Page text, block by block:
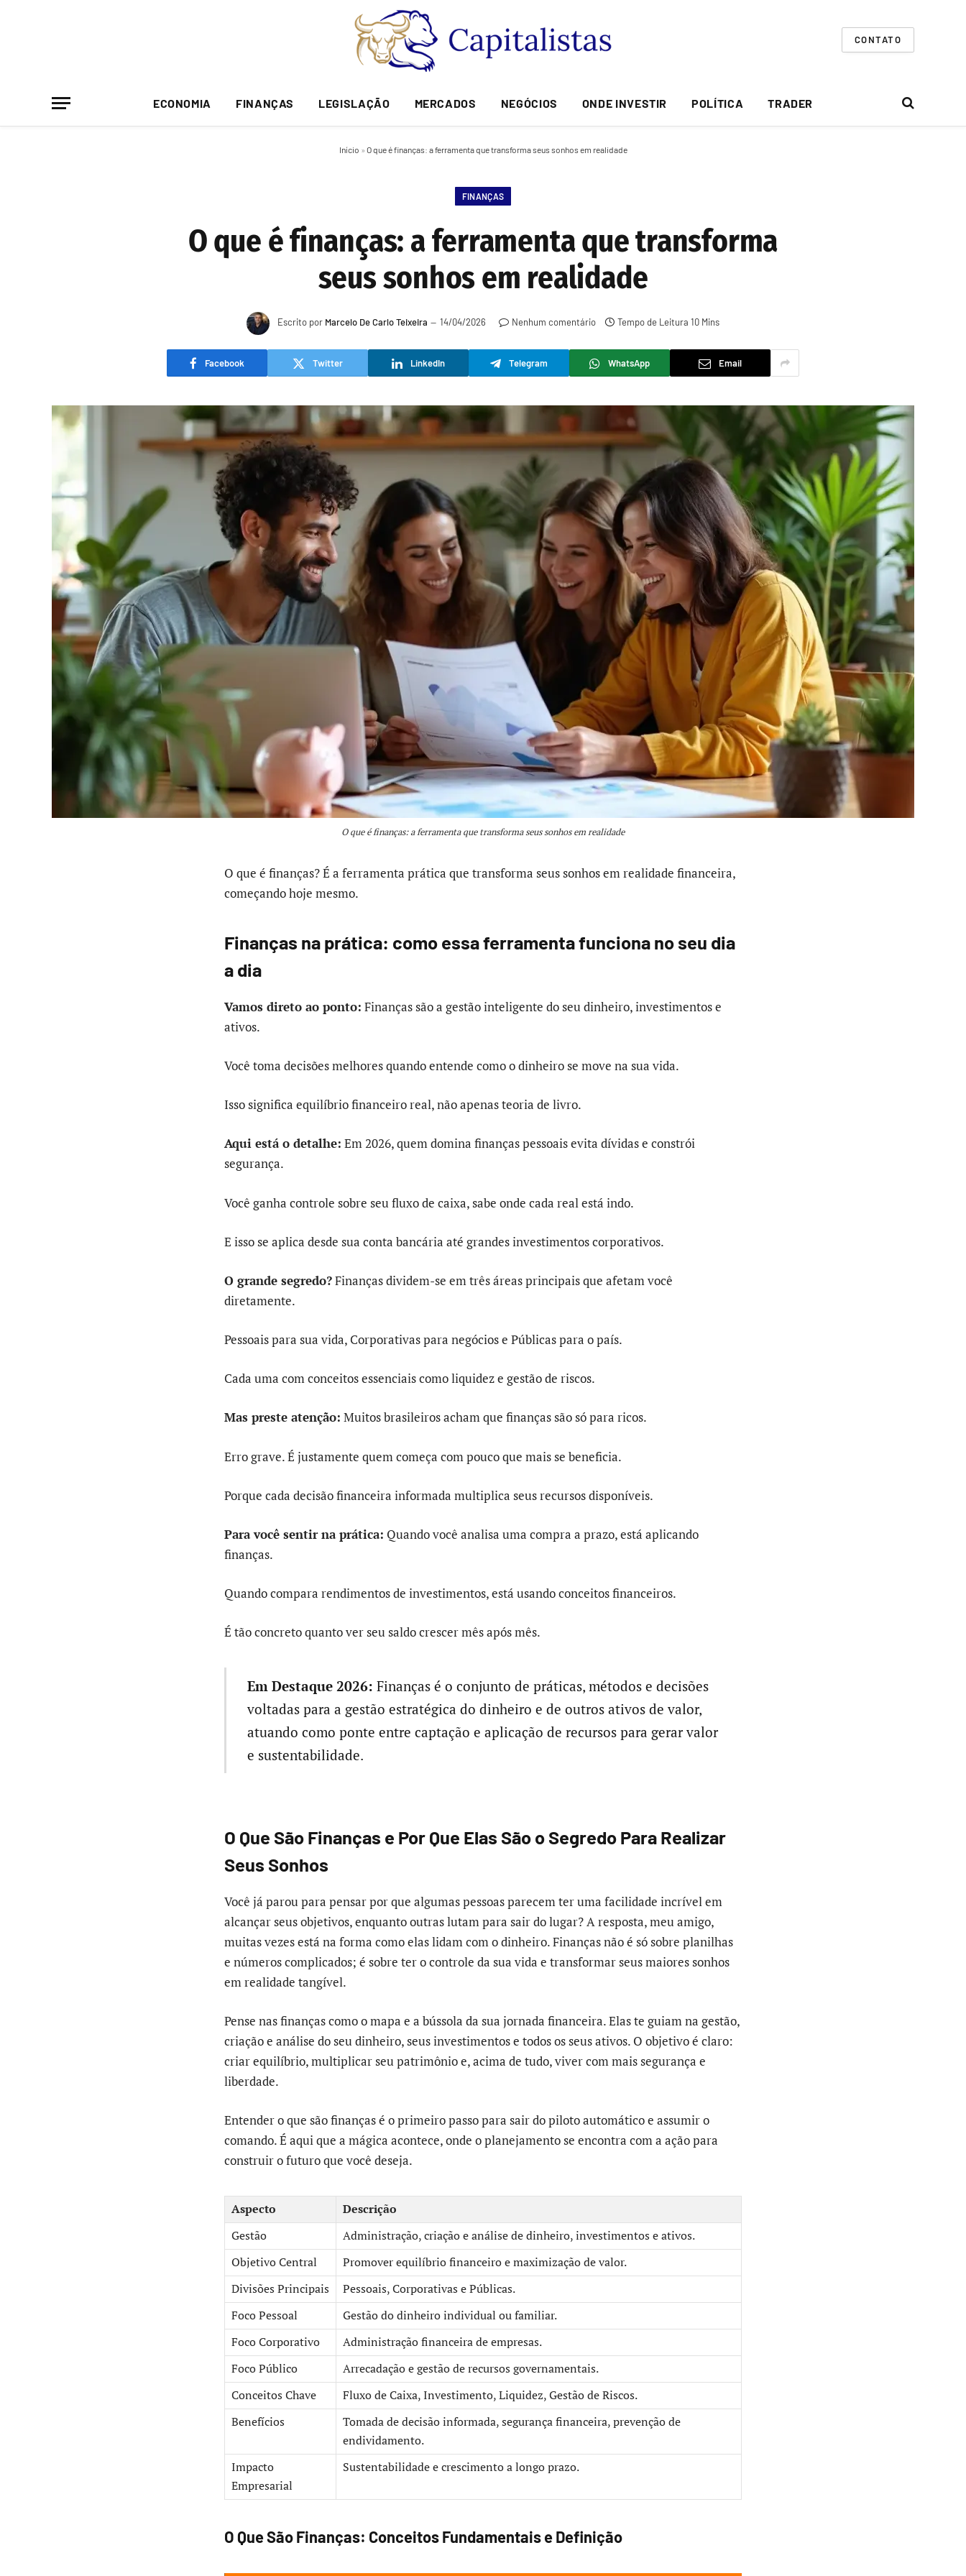
CONTATO
ECONOMIA FINANÇAS LEGISLAÇÃO MERCADOS NEGÓCIOS ONDE INVESTIR POLÍTICA TRADER
Início » O que é finanças: a ferramenta que transforma seus sonhos em realidade
FINANÇAS
O que é finanças: a ferramenta que transforma
seus sonhos em realidade
Escrito por Marcelo De Carlo Teixeira 14/04/2026 Nenhum comentário Tempo de Leitura 10 Mins
Facebook Twitter LinkedIn Telegram WhatsApp Email
O que é finanças: a ferramenta que transforma seus sonhos em realidade
O que é finanças? É a ferramenta prática que transforma seus sonhos em realidade financeira,
começando hoje mesmo.
Finanças na prática: como essa ferramenta funciona no seu dia
a dia
Vamos direto ao ponto: Finanças são a gestão inteligente do seu dinheiro, investimentos e
ativos.
Você toma decisões melhores quando entende como o dinheiro se move na sua vida.
Isso significa equilíbrio financeiro real, não apenas teoria de livro.
Aqui está o detalhe: Em 2026, quem domina finanças pessoais evita dívidas e constrói
segurança.
Você ganha controle sobre seu fluxo de caixa, sabe onde cada real está indo.
E isso se aplica desde sua conta bancária até grandes investimentos corporativos.
O grande segredo?Finanças dividem-se em três áreas principais que afetam você
diretamente.
Pessoais para sua vida, Corporativas para negócios e Públicas para o país.
Cada uma com conceitos essenciais como liquidez e gestão de riscos.
Mas preste atenção: Muitos brasileiros acham que finanças são só para ricos.
Erro grave. É justamente quem começa com pouco que mais se beneficia.
Porque cada decisão financeira informada multiplica seus recursos disponíveis.
Para você sentir na prática: Quando você analisa uma compra a prazo, está aplicando
finanças.
Quando compara rendimentos de investimentos, está usando conceitos financeiros.
É tão concreto quanto ver seu saldo crescer mês após mês.
Em Destaque 2026: Finanças é o conjunto de práticas, métodos e decisões
voltadas para a gestão estratégica do dinheiro e de outros ativos de valor,
atuando como ponte entre captação e aplicação de recursos para gerar valor
e sustentabilidade.
O Que São Finanças e Por Que Elas São o Segredo Para Realizar
Seus Sonhos
Você já parou para pensar por que algumas pessoas parecem ter uma facilidade incrível em
alcançar seus objetivos, enquanto outras lutam para sair do lugar? A resposta, meu amigo,
muitas vezes está na forma como elas lidam com o dinheiro. Finanças não é só sobre planilhas
e números complicados; é sobre ter o controle da sua vida e transformar seus maiores sonhos
em realidade tangível.
Pense nas finanças como o mapa e a bússola da sua jornada financeira. Elas te guiam na gestão,
criação e análise do seu dinheiro, seus investimentos e todos os seus ativos. O objetivo é claro:
criar equilíbrio, multiplicar seu patrimônio e, acima de tudo, viver com mais segurança e
liberdade.
Entender o que são finanças é o primeiro passo para sair do piloto automático e assumir o
comando. É aqui que a mágica acontece, onde o planejamento se encontra com a ação para
construir o futuro que você deseja.
Aspecto
Descrição
Gestão
Administração, criação e análise de dinheiro, investimentos e ativos.
Objetivo Central
Promover equilíbrio financeiro e maximização de valor.
Divisões Principais
Pessoais, Corporativas e Públicas.
Foco Pessoal
Gestão do dinheiro individual ou familiar.
Foco Corporativo
Administração financeira de empresas.
Foco Público
Arrecadação e gestão de recursos governamentais.
Conceitos Chave
Fluxo de Caixa, Investimento, Liquidez, Gestão de Riscos.
Benefícios
Tomada de decisão informada, segurança financeira, prevenção de
endividamento.
Impacto
Empresarial
Sustentabilidade e crescimento a longo prazo.
O Que São Finanças: Conceitos Fundamentais e Definição